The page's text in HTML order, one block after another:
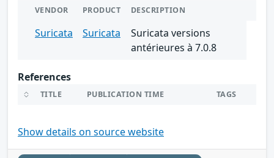
VENDOR PRODUCT DESCRIPTION
Suricata Suricata
Suricata versions
antérieures à 7.0.8
References
TITLE PUBLICATION TIME TAGS
Show details on source website